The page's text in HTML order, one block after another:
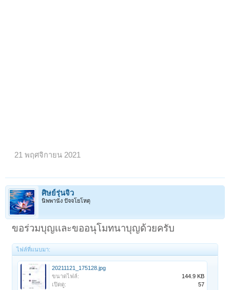
21 พฤศจิกายน 2021
ศิษย์รุ่นจิ๋ว
นิพพานัง ปัจจโยโหตุ
ขอร่วมบุญเเละขออนุโมทนาบุญด้วยครับ
ไฟล์ที่แนบมา:
20211121_175128.jpg
ขนาดไฟล์:
144.9 KB
เปิดดู:
57